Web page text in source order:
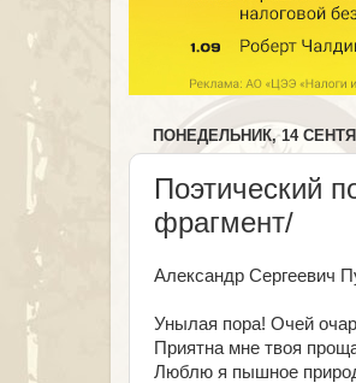
ПОНЕДЕЛЬНИК, 14
Поэтический
фрагмент/
Александр Сергеевич
Унылая пора! Очей
Приятна мне твоя
Люблю я пышное